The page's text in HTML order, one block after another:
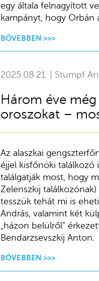
egy általa felnagyított
kampányt, hogy Orbán
BŐVEBBEN >>>
2025.08.21. | Stumpf
Három éve
oroszokat –
Az alaszkai
éjjel kisfőnöki találkozó
találgatják most, hogy
Zelenszkij
tesszük tehát mi is
András, valamint két
„házon belülről”
Bendarzsevszkij Anton.
BŐVEBBEN >>>